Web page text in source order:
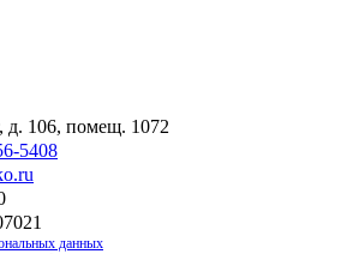
д. 106, помещ. 1072
5408
данных